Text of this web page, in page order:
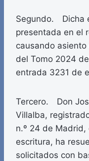
Segundo. Dicha
presentada en el
causando
del Tomo 2024
entrada 3231 de
Tercero. Don
Villalba,
n.º 24 de
escritura, ha
solicitados con